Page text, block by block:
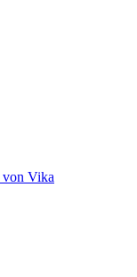
von Vika